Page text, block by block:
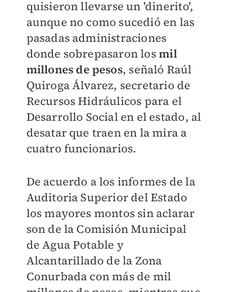
quisieron llevarse un 'dinerito',
aunque no como sucedió en las
pasadas administraciones
donde sobrepasaron losmil
millones de pesos, señaló Raúl
Quiroga Álvarez, secretario de
Recursos Hidráulicos para el
Desarrollo Social en el estado, al
desatar que traen en la mira a
cuatro funcionarios.
De acuerdo a los informes de la
Auditoria Superior del Estado
los mayores montos sin aclarar
son de la Comisión Municipal
de Agua Potable y
Alcantarillado de la Zona
Conurbada con más de mil